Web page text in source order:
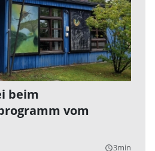
beim
vom
query_builder3min